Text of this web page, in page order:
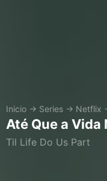
Inicio → Series → Netflix
Até Que a Vida
Til Life Do Us Part